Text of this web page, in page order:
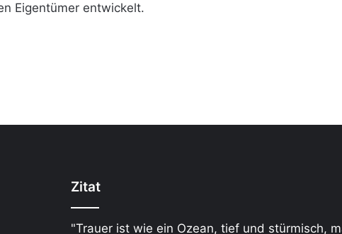
Eigentümer entwickelt.
Zitat
"Trauer ist wie ein Ozean, tief und stürmisch,